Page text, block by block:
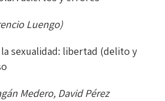
Luengo)
sexualidad: libertad (delito y
Medero, David Pérez